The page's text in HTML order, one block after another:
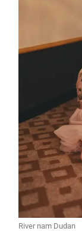
River nam Dudan